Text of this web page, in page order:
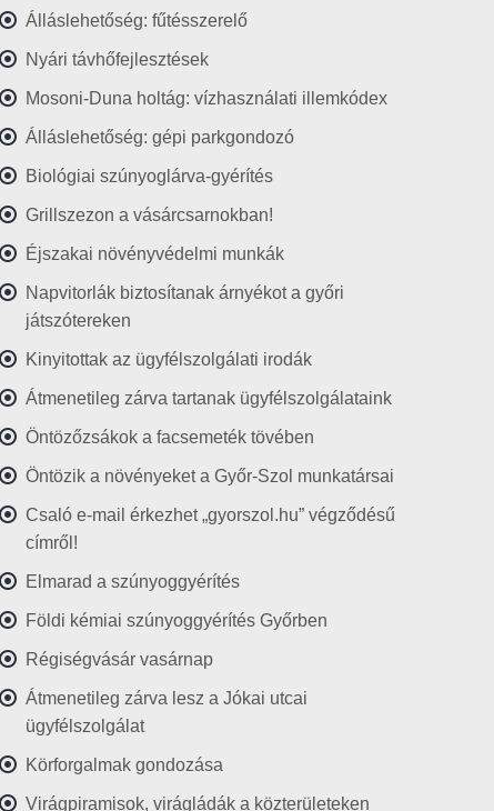
Álláslehetőség: fűtésszerelő
Nyári távhőfejlesztések
Mosoni-Duna holtág: vízhasználati illemkódex
Álláslehetőség: gépi parkgondozó
Biológiai szúnyoglárva-gyérítés
Grillszezon a vásárcsarnokban!
Éjszakai növényvédelmi munkák
Napvitorlák biztosítanak árnyékot a győri
játszótereken
Kinyitottak az ügyfélszolgálati irodák
Átmenetileg zárva tartanak ügyfélszolgálataink
Öntözőzsákok a facsemeték tövében
Öntözik a növényeket a Győr-Szol munkatársai
Csaló e-mail érkezhet „gyorszol.hu” végződésű
címről!
Elmarad a szúnyoggyérítés
Földi kémiai szúnyoggyérítés Győrben
Régiségvásár vasárnap
Átmenetileg zárva lesz a Jókai utcai
ügyfélszolgálat
Körforgalmak gondozása
Virágpiramisok, virágládák a közterületeken